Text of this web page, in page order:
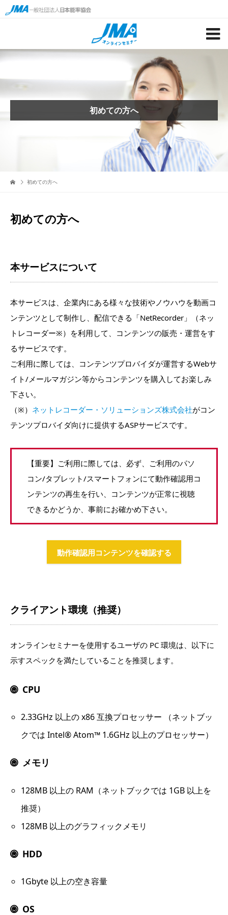
初めての方へ
初めての方へ
初めての方へ
本サービスについて
本サービスは、企業内にある様々な技術やノウハウを動画コ
ンテンツとして制作し、配信できる「NetRecorder」（ネッ
トレコーダー※）を利用して、コンテンツの販売・運営をす
るサービスです。
ご利用に際しては、コンテンツプロバイダが運営するWebサ
イト/メールマガジン等からコンテンツを購入してお楽しみ
下さい。
（※） ネットレコーダー・ソリューションズ株式会社がコン
テンツプロバイダ向けに提供するASPサービスです。
【重要】ご利用に際しては、必ず、ご利用のパソ
コン/タブレット/スマートフォンにて動作確認用コ
ンテンツの再生を行い、コンテンツが正常に視聴
できるかどうか、事前にお確かめ下さい。
動作確認用コンテンツを確認する
クライアント環境（推奨）
オンラインセミナーを使用するユーザの PC 環境は、以下に
示すスペックを満たしていることを推奨します。
CPU
2.33GHz 以上の x86 互換プロセッサー （ネットブッ
クでは Intel® Atom™ 1.6GHz 以上のプロセッサー）
メモリ
128MB 以上の RAM（ネットブックでは 1GB 以上を
推奨）
128MB 以上のグラフィックメモリ
HDD
1Gbyte 以上の空き容量
OS